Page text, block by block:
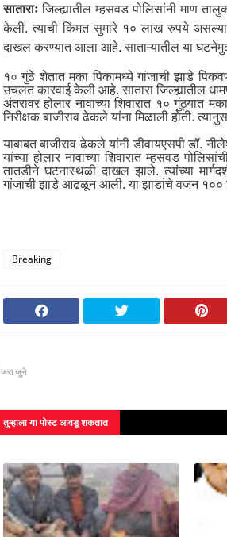
साताराः जिल्ह्यातील म्हसवड पोलिसांनी माण
केली. त्याची किंमत सुमारे १० लाख रुपये
दाखल करण्यात आला आहे. साताऱ्यातील या
१० गुंठे शेतात मका पिकामध्ये गांजाची झाडे
उचलत कारवाई केली आहे. सातारा जिल्ह्यातील
अंतरावर होलार नावाच्या शिवारात १० गुंठ्यात
निरीक्षक बाजीराव ढेकले यांना मिळाली होती.
याबाबत बाजीराव ढेकले यांनी डीवायएसपी डॉ.
यांच्या होलार नावाच्या शिवारात म्हसवड
तातडीने घटनास्थळी दाखल झाले. त्यांच्या
गांजाची झाडे आढळून आली. या झाडांचे वजन
Breaking
जरा जुने
तुम्‍हाला या पोस्‍ट आवडू शकतात